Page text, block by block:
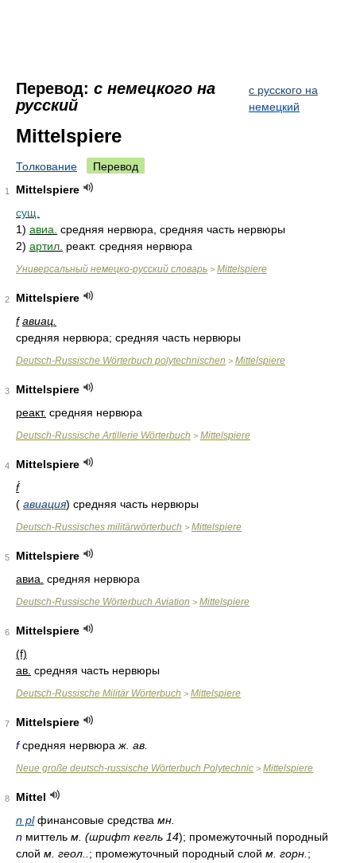
Перевод: с немецкого на
русский
с русского на
немецкий
Mittelspiere
Толкование Перевод
1
Mittelspiere
сущ.
1) авиа. средняя нервюра, средняя часть нервюры
2) артил. реакт. средняя нервюра
Универсальный немецко-русский словарь > Mittelspiere
2
Mittelspiere
f авиац.
средняя нервюра; средняя часть нервюры
Deutsch-Russische Wörterbuch polytechnischen > Mittelspiere
3
Mittelspiere
реакт. средняя нервюра
Deutsch-Russische Artillerie Wörterbuch > Mittelspiere
4
Mittelspiere
f́
( авиация) средняя часть нервюры
Deutsch-Russisches militärwörterbuch > Mittelspiere
5
Mittelspiere
авиа. средняя нервюра
Deutsch-Russische Wörterbuch Aviation > Mittelspiere
6
Mittelspiere
(f)
ав. средняя часть нервюры
Deutsch-Russische Militär Wörterbuch > Mittelspiere
7
Mittelspiere
fсредняя нервюра ж. ав.
Neue große deutsch-russische Wörterbuch Polytechnic > Mittelspiere
8
Mittel
n plфинансовые средства мн.
n миттель м. (шрифт кегль 14); промежуточный породный
слой м. геол.. ; промежуточный породный слой м. горн. ;